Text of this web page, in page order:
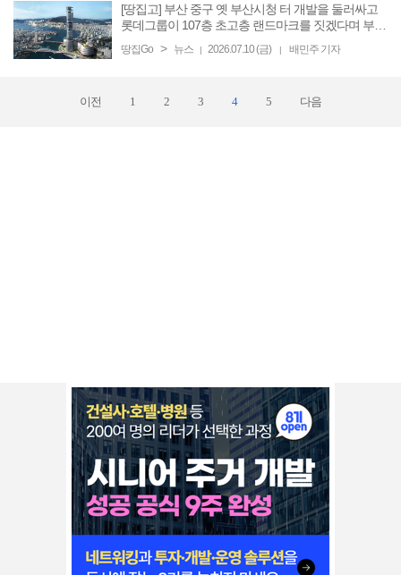
[땅집고] 부산 중구 옛 부산시청 터 개발을 둘러싸고
롯데그룹이 107층 초고층 랜드마크를 짓겠다며 부산
상업시설만 먼저 문을 열고 타워동은 20년 넘게 개발
땅집Go > 뉴스 | 2026.07.10 (금) | 배민주 기자
이전 1 2 3 4 5 다음